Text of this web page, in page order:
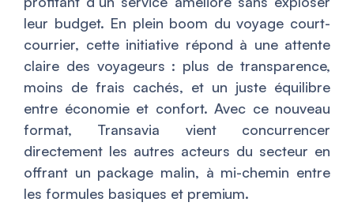
leur budget. En plein boom du voyage court-
courrier, cette initiative répond à une attente
claire des voyageurs : plus de transparence,
moins de frais cachés, et un juste équilibre
entre économie et confort. Avec ce nouveau
format, Transavia vient concurrencer
directement les autres acteurs du secteur en
offrant un package malin, à mi-chemin entre
les formules basiques et premium.